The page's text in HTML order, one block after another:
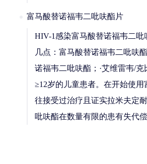
富马酸替诺福韦二吡呋酯片
HIV-1感染富马酸替诺福韦二
几点：富马酸替诺福韦二吡呋
诺福韦二吡呋酯；·艾维雷韦/
≥12岁的儿童患者。在开始使
往接受过治疗且证实拉米夫定
吡呋酯在数量有限的患有失代